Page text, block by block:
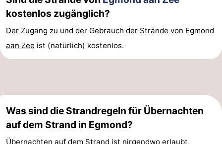
kostenlos zugänglich?
Der Zugang zu und der Gebrauch der Strände von Egmond
aan Zee ist (natürlich) kostenlos.
Was sind die Strandregeln für Übernachten
auf dem Strand in Egmond?
Übernachten auf dem Strand ist nirgendwo erlaubt,